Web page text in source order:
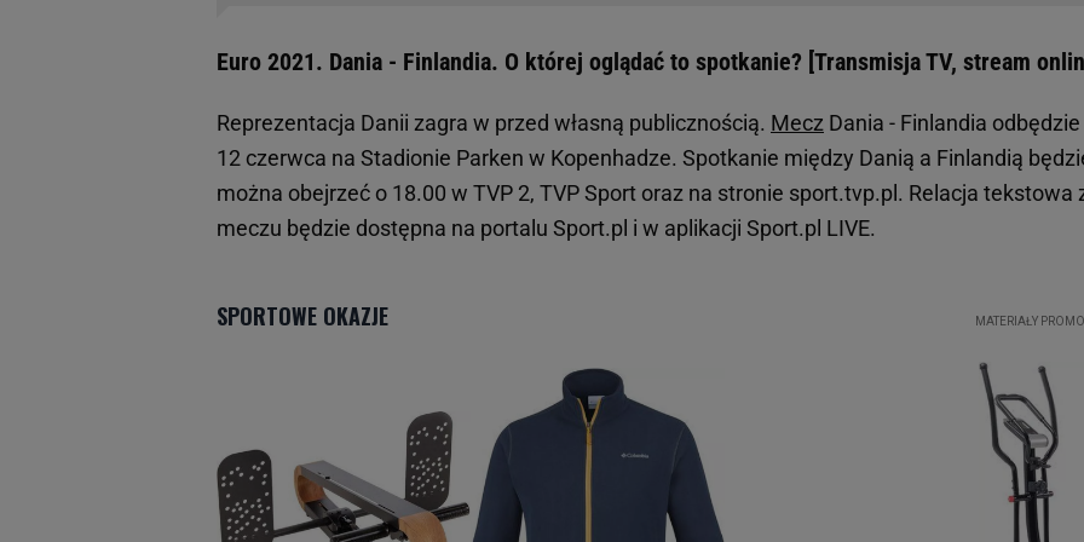
Euro 2021. Dania - Finlandia. O której oglądać to spotkanie? [Transmisja TV, stream
Reprezentacja Danii zagra w przed własną publicznością. Mecz Dania - Finlandia odbędzie
12 czerwca na Stadionie Parken w Kopenhadze. Spotkanie między Danią a Finlandią
można obejrzeć o 18.00 w TVP 2, TVP Sport oraz na stronie sport.tvp.pl. Relacja tekstowa
meczu będzie dostępna na portalu Sport.pl i w aplikacji Sport.pl LIVE.